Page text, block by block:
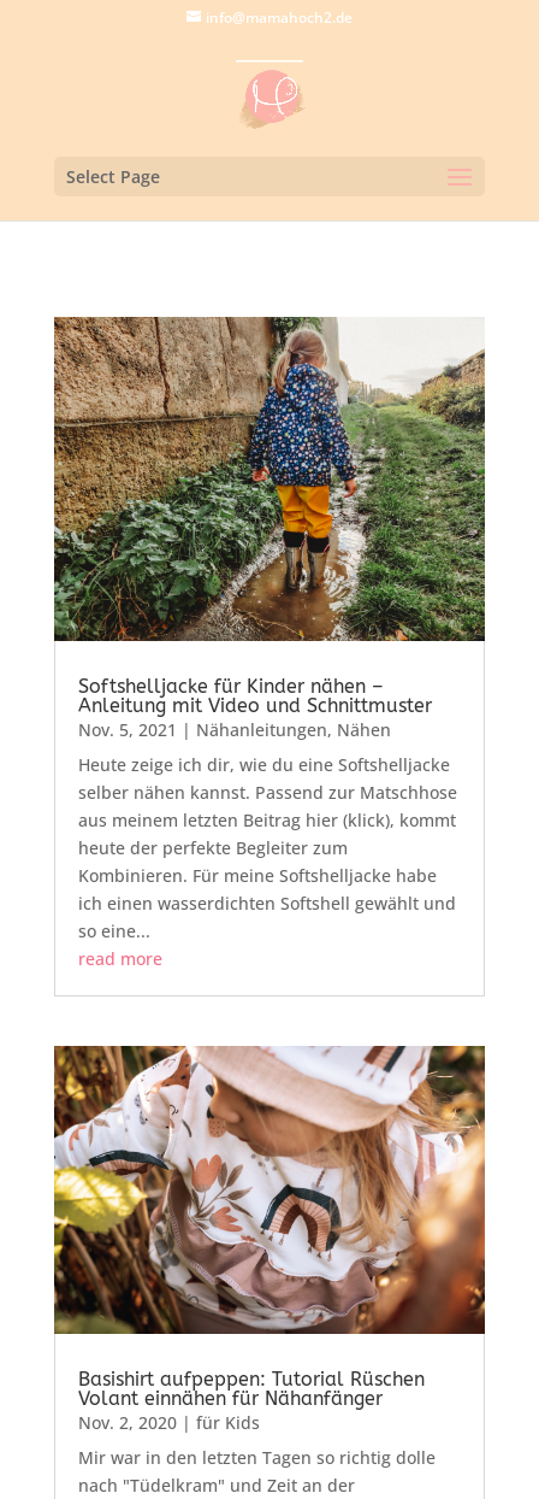
info@mamahoch2.de
Select Page
Softshelljacke für Kinder nähen –
Anleitung mit Video und Schnittmuster
Nov. 5, 2021 | Nähanleitungen, Nähen
Heute zeige ich dir, wie du eine Softshelljacke
selber nähen kannst. Passend zur Matschhose
aus meinem letzten Beitrag hier (klick), kommt
heute der perfekte Begleiter zum
Kombinieren. Für meine Softshelljacke habe
ich einen wasserdichten Softshell gewählt und
so eine...
read more
Basishirt aufpeppen: Tutorial Rüschen
Volant einnähen für Nähanfänger
Nov. 2, 2020| für Kids
Mir war in den letzten Tagen so richtig dolle
nach "Tüdelkram" und Zeit an der